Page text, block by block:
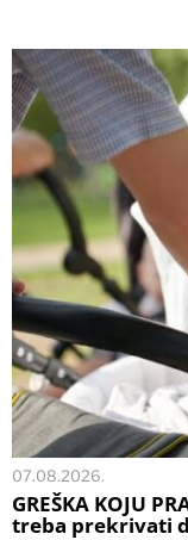
07.08.2026.
GREŠKA KOJU
treba prekrivati